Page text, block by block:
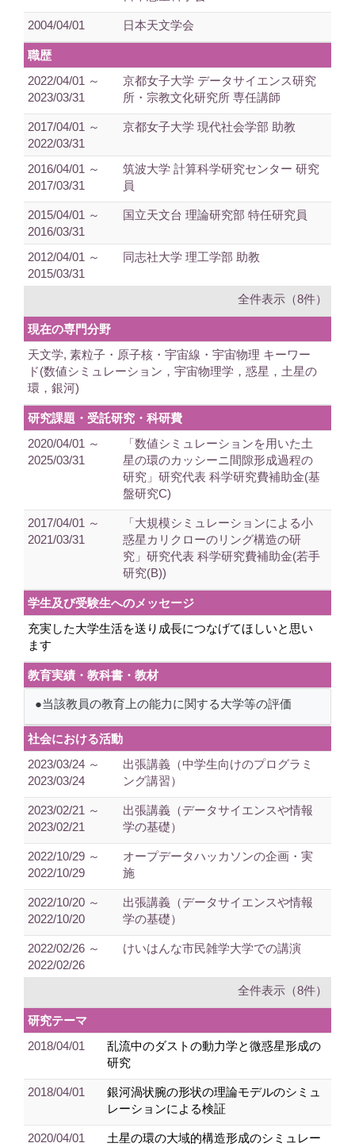
2004/04/01 日本天文学会
職歴
2022/04/01 ～
2023/03/31
京都女子大学 データサイエンス研究
所・宗教文化研究所 専任講師
2017/04/01 ～
2022/03/31
京都女子大学 現代社会学部 助教
2016/04/01 ～
2017/03/31
筑波大学 計算科学研究センター 研究
員
2015/04/01 ～
2016/03/31
国立天文台 理論研究部 特任研究員
2012/04/01 ～
2015/03/31
同志社大学 理工学部 助教
全件表示（8件）
現在の専門分野
天文学, 素粒子・原子核・宇宙線・宇宙物理 キーワー
ド(数値シミュレーション，宇宙物理学，惑星，土星の
環，銀河)
研究課題・受託研究・科研費
2020/04/01 ～
2025/03/31
「数値シミュレーションを用いた土
星の環のカッシーニ間隙形成過程の
研究」研究代表 科学研究費補助金(基
盤研究C)
2017/04/01 ～
2021/03/31
「大規模シミュレーションによる小
惑星カリクローのリング構造の研
究」研究代表 科学研究費補助金(若手
研究(B))
学生及び受験生へのメッセージ
充実した大学生活を送り成長につなげてほしいと思い
ます
教育実績・教科書・教材
●当該教員の教育上の能力に関する大学等の評価
社会における活動
2023/03/24 ～
2023/03/24
出張講義（中学生向けのプログラミ
ング講習）
2023/02/21 ～
2023/02/21
出張講義（データサイエンスや情報
学の基礎）
2022/10/29 ～
2022/10/29
オープデータハッカソンの企画・実
施
2022/10/20 ～
2022/10/20
出張講義（データサイエンスや情報
学の基礎）
2022/02/26 ～
2022/02/26
けいはんな市民雑学大学での講演
全件表示（8件）
研究テーマ
2018/04/01
乱流中のダストの動力学と微惑星形成の
研究
2018/04/01
銀河渦状腕の形状の理論モデルのシミュ
レーションによる検証
2020/04/01 土星の環の大域的構造形成のシミュレー